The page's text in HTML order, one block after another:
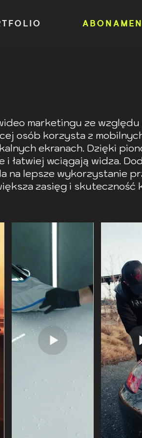
marketingu ze względu
osób korzysta z
ekranach. Dzięki
łatwiej wciągają widza.
na lepsze wykorzystanie
zasięg i skuteczność